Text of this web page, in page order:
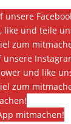
unsere
like und teile
zum
unsere
und like
zum
mitmachen!